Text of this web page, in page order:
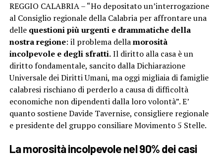
REGGIO CALABRIA – “Ho depositato un’interrogazione
al Consiglio regionale della Calabria per affrontare una
delle questioni più urgenti e drammatiche della
nostra regione: il problema dellamorosità
incolpevole e degli sfratti.Il diritto alla casa è un
diritto fondamentale, sancito dalla Dichiarazione
Universale dei Diritti Umani, ma oggi migliaia di famiglie
calabresi rischiano di perderlo a causa di difficoltà
economiche non dipendenti dalla loro volontà”. E’
quanto sostiene Davide Tavernise, consigliere regionale
e presidente del gruppo consiliare Movimento 5 Stelle.
La morosità incolpevole nel 90% dei casi